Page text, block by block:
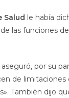
Salud le había
las funciones
aseguró, por su
de
También dijo